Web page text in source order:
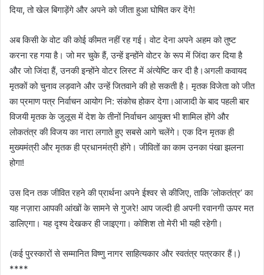
दिया, तो खेल बिगाड़ेंगे और अपने को जीता हुआ घोषित कर देंगे!
अब किसी के वोट की कोई कीमत नहीं रह गई। वोट देना अपने अहम को तुष्ट
करना रह गया है। जो मर चुके हैं, उन्हें इन्होंने वोटर के रूप में जिंदा कर दिया है
और जो जिंदा हैं, उनकी इन्होंने वोटर लिस्ट में अंत्येष्टि कर दी है।अगली कवायद
मृतकों को चुनाव लड़वाने और उन्हें जितवाने की हो सकती है। मृतक विजेता को जीत
का प्रमाण पत्र निर्वाचन आयोग नि: संकोच होकर देगा।आजादी के बाद पहली बार
विजयी मृतक के जुलूस में देश के तीनों निर्वाचन आयुक्त भी शामिल होंगे और
लोकतंत्र की विजय का नारा लगाते हुए सबसे आगे चलेंगे। एक दिन मृतक ही
मुख्यमंत्री और मृतक ही प्रधानमंत्री होंगे। जीवितों का काम उनका पंखा झलना
होगा!
उस दिन तक जीवित रहने की प्रार्थना अपने ईश्वर से कीजिए, ताकि ‘लोकतंत्र’ का
यह नज़ारा आपकी आंखों के सामने से गुजरे! आप जल्दी ही अपनी रवानगी ऊपर मत
डालिएगा। यह दृश्य देखकर ही जाइएगा। कोशिश तो मेरी भी यही रहेगी।
(कई पुरस्कारों से सम्मानित विष्णु नागर साहित्यकार और स्वतंत्र पत्रकार हैं।)
****